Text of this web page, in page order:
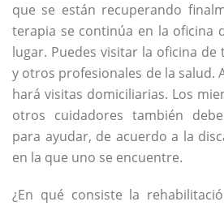
que se están recuperando
terapia se continúa en la oficina
lugar. Puedes visitar la oficina
y otros profesionales de la salud.
hará visitas domiciliarias. Los
otros cuidadores también
para ayudar, de acuerdo a la
en la que uno se encuentre.
¿En qué consiste la